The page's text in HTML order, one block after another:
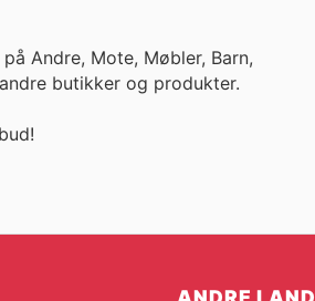
Andre, Mote, Møbler, Barn,
butikker og produkter.